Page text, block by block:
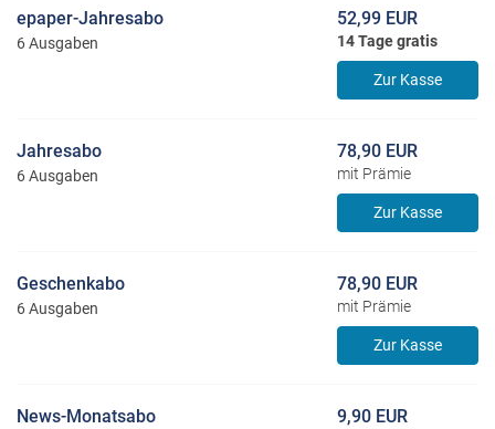
epaper-Jahresabo
6 Ausgaben
52,99 EUR
14 Tage gratis
Zur Kasse
Jahresabo
6 Ausgaben
78,90 EUR
mit Prämie
Zur Kasse
Geschenkabo
6 Ausgaben
78,90 EUR
mit Prämie
Zur Kasse
News-Monatsabo 9,90 EUR